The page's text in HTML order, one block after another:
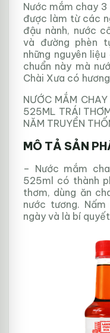
Nước mắm chay 3
được làm từ các
đậu nành, nước
và đường phèn
những nguyên
chuẩn này mà
Chài Xưa có
NƯỚC MẮM
525ML TRÁI
NĂM TRUYỀN
MÔ TẢ SẢN
– Nước mắm
525ml có thành
thơm, dùng ăn
nước tương.
ngày và là bí